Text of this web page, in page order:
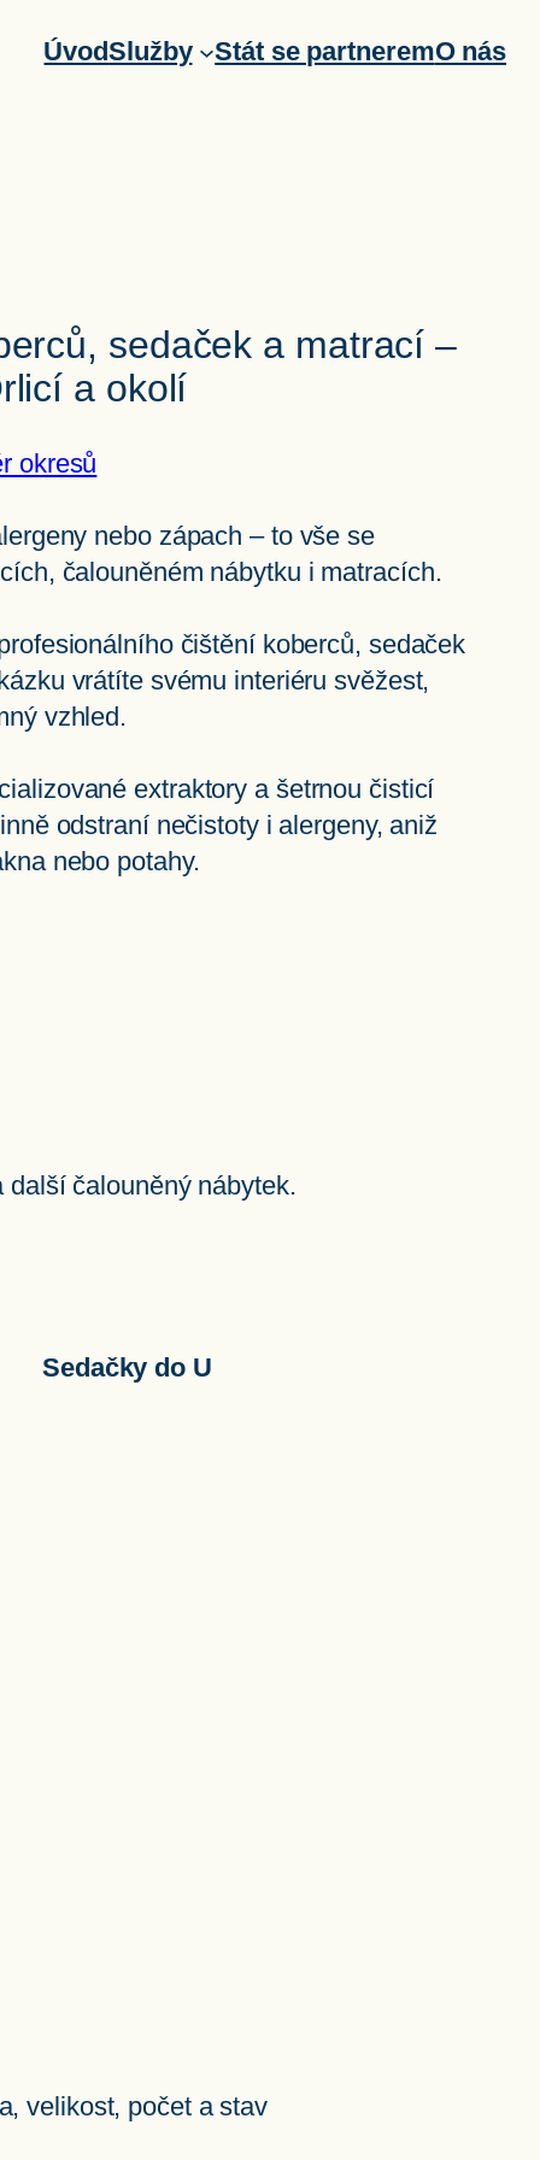
ÚvodSlužby Stát se partneremO nás
sedaček a matrací –
a okolí
okresů
nebo zápach – to vše se
čalouněném nábytku i matracích.
čištění koberců, sedaček
vrátíte svému interiéru svěžest,
vzhled.
extraktory a šetrnou čisticí
odstraní nečistoty i alergeny, aniž
nebo potahy.
čalouněný nábytek.
Sedačky do U
velikost, počet a stav